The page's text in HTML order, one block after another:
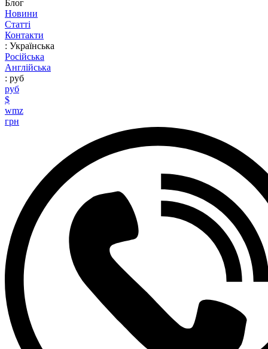
Блог
Новини
Статті
Контакти
: Українська
Російська
Англійська
: руб
руб
$
wmz
грн